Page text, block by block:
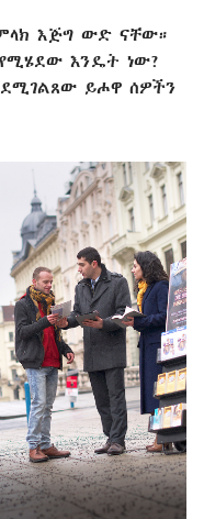
እጅግ ውድ ናቸው።
እንዴት ነው?
ይሖዋ ሰዎችን